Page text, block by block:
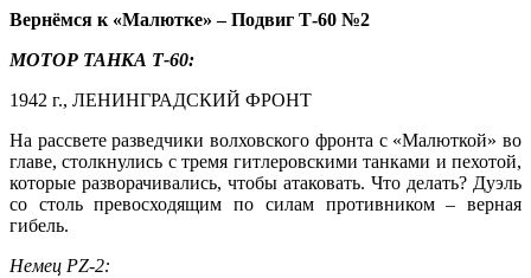
Вернёмся к «Малютке» – Подвиг Т-60 №2
МОТОР ТАНКА Т-60:
1942 г., ЛЕНИНГРАДСКИЙ ФРОНТ
На рассвете разведчики волховского фронта с «Малюткой» во
главе, столкнулись с тремя гитлеровскими танками и пехотой,
которые разворачивались, чтобы атаковать. Что делать? Дуэль
со столь превосходящим по силам противником – верная
гибель.
Немец PZ-2: